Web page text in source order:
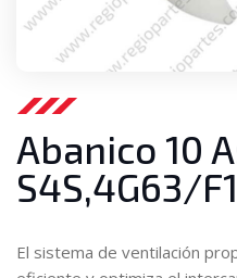
Abanico 10
S4S,4G63/
El sistema de ventilación